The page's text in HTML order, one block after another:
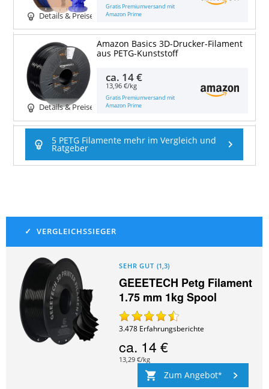
Details & Preise
Gratis Premiumversand mit
Amazon Prime
Details & Preise
Amazon Basics 3D-Drucker-Filament
aus PETG-Kunststoff
ca. 14 €
13,96 €/kg
Gratis Premiumversand mit
Amazon Prime
5 PETG Filamente mehr im Vergleich und
Ratgeber
SEHR GUT (1,3)
GEEETECH Petg Filament
1.75 mm 1kg Spool
3.478 Erfahrungsberichte
ca. 14 €
13,29 €/kg
Zum Angebot